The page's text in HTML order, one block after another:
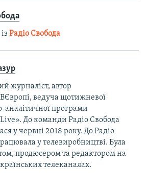
Радіо Свобода
журналіст, автор
ведуча щотижневої
аналітичної програми
До команди Радіо Свобода
у червні 2018 року. До Радіо
у телевиробництві. Була
продюсером та редактором на
телеканалах.